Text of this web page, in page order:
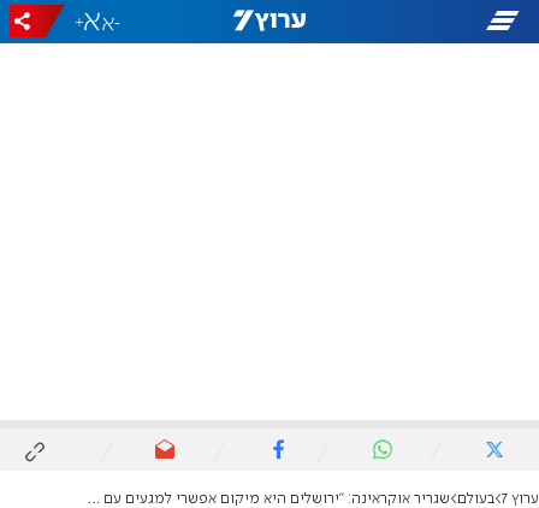
-
+
ערוץ 7 בעולם שגריר אוקראינה: "ירושלים היא מיקום אפשרי למגעים עם רוסיה"